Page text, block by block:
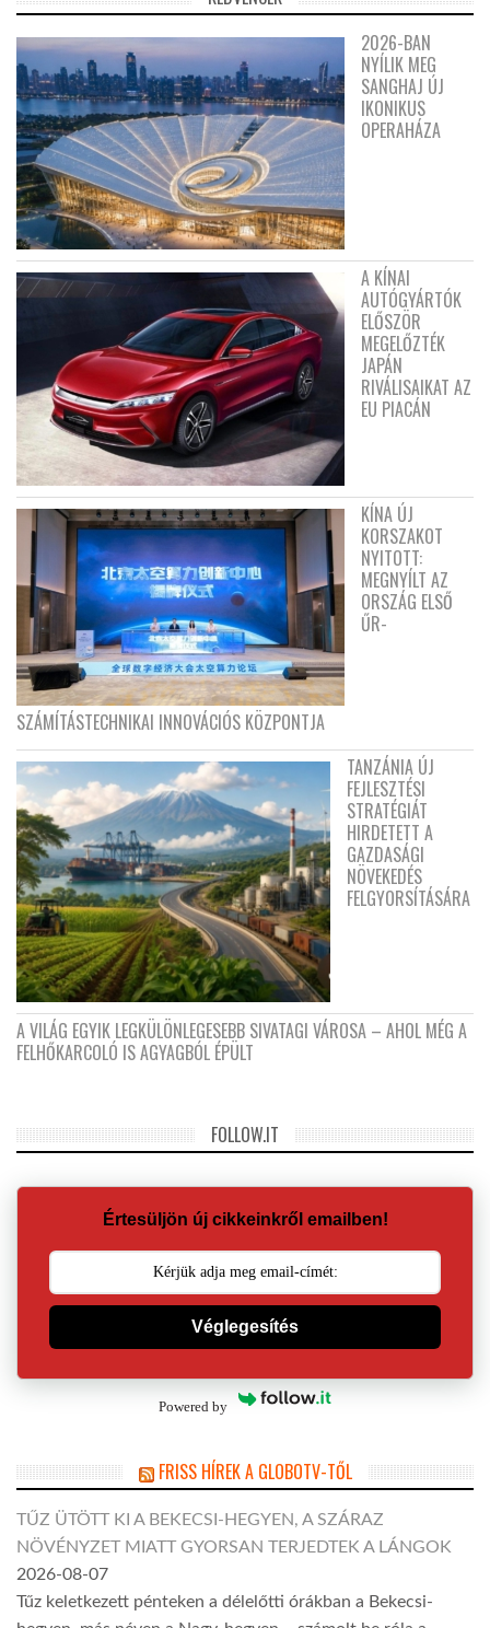
2026-BAN
NYÍLIK MEG
SANGHAJ ÚJ
IKONIKUS
OPERAHÁZA
A KÍNAI
AUTÓGYÁRTÓK
ELŐSZÖR
MEGELŐZTÉK
JAPÁN
RIVÁLISAIKAT AZ
EU PIACÁN
KÍNA ÚJ
KORSZAKOT
NYITOTT:
MEGNYÍLT AZ
ORSZÁG ELSŐ
ŰR-
SZÁMÍTÁSTECHNIKAI INNOVÁCIÓS KÖZPONTJA
TANZÁNIA ÚJ
FEJLESZTÉSI
STRATÉGIÁT
HIRDETETT A
GAZDASÁGI
NÖVEKEDÉS
FELGYORSÍTÁSÁRA
A VILÁG EGYIK LEGKÜLÖNLEGESEBB SIVATAGI VÁROSA – AHOL MÉG A
FELHŐKARCOLÓ IS AGYAGBÓL ÉPÜLT
FOLLOW.IT
Értesüljön új cikkeinkről emailben!
Véglegesítés
Powered by
FRISS HÍREK A GLOBOTV-TŐL
TŰZ ÜTÖTT KI A BEKECSI-HEGYEN, A SZÁRAZ
NÖVÉNYZET MIATT GYORSAN TERJEDTEK A LÁNGOK
2026-08-07
Tűz keletkezett pénteken a délelőtti órákban a Bekecsi-